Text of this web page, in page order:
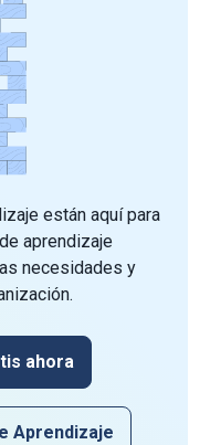
están aquí para
aprendizaje
necesidades y
ahora
Aprendizaje